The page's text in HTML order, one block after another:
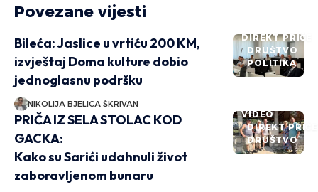
Povezane vijesti
DIREKT PRIČE
DRUŠTVO
POLITIKA
Bileća: Jaslice u vrtiću 200 KM,
izvještaj Doma kulture dobio
jednoglasnu podršku
NIKOLIJA BJELICA ŠKRIVAN
VIDEO
DIREKT PRIČE
DRUŠTVO
PRIČA IZ SELA STOLAC KOD
GACKA:
Kako su Sarići udahnuli život
zaboravljenom bunaru